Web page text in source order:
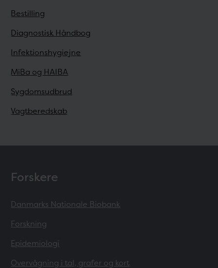
Bestilling
Diagnostisk Håndbog
Infektionshygiejne
MiBa og HAIBA
Sygdomsudbrud
Vagtberedskab
Forskere
Danmarks Nationale Biobank
Forskning
Epidemiologi
Overvågning i tal, grafer og kort